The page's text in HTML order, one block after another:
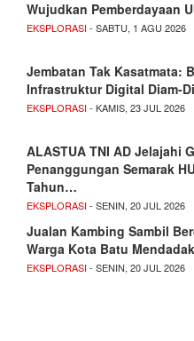
Wujudkan Pemberdayaan
EKSPLORASI- SABTU, 1 AGU 2026
Jembatan Tak Kasatmata:
Infrastruktur Digital Diam-
EKSPLORASI- KAMIS, 23 JUL 2026
ALASTUA TNI AD Jelajahi
Penanggungan Semarak
Tahun…
EKSPLORASI- SENIN, 20 JUL 2026
Jualan Kambing Sambil
Warga Kota Batu
EKSPLORASI- SENIN, 20 JUL 2026